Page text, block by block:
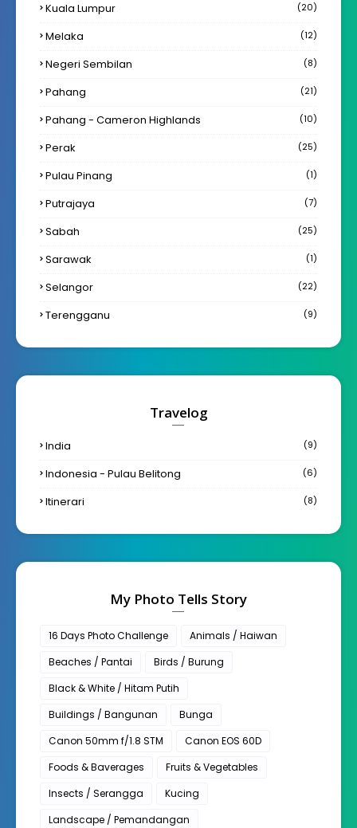
Kuala Lumpur (20)
Melaka (12)
Negeri Sembilan (8)
Pahang (21)
Pahang - Cameron Highlands (10)
Perak (25)
Pulau Pinang (1)
Putrajaya (7)
Sabah (25)
Sarawak (1)
Selangor (22)
Terengganu (9)
Travelog
India (9)
Indonesia - Pulau Belitong (6)
Itinerari (8)
My Photo Tells Story
16 Days Photo Challenge
Animals / Haiwan
Beaches / Pantai
Birds / Burung
Black & White / Hitam Putih
Buildings / Bangunan
Bunga
Canon 50mm f/1.8 STM
Canon EOS 60D
Foods & Baverages
Fruits & Vegetables
Insects / Serangga
Kucing
Landscape / Pemandangan